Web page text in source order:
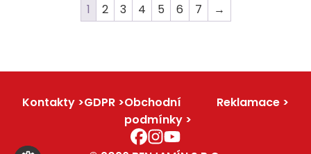
1 2 3 4 5 6 7 →
Kontakty GDPR
Obchodní
podmínky
Reklamace